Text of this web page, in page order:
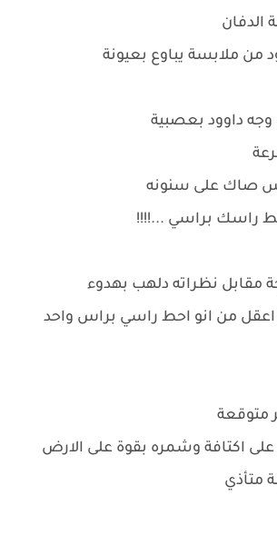
ملابسة يباوع بعيونة
وجه داوود بعصبية
صاك على سنونه
راسك براسي ...!!!!
مقابل نظراته دلهب بهدوء
اعقل من انو احط راسي براس واحد
متوقعة
على اكتافة وشمره بقوة على الارض
متأذي